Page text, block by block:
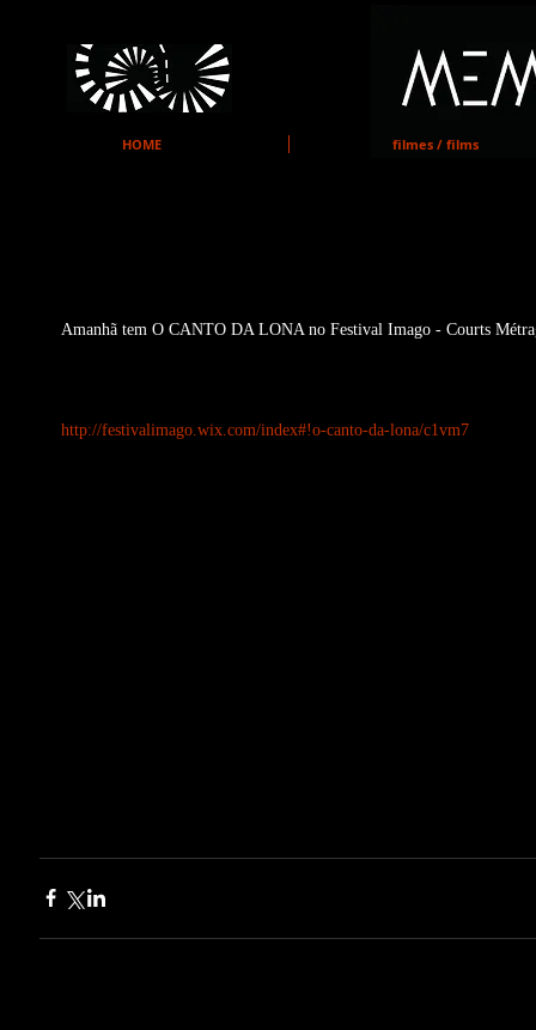
HOME filmes / films
Amanhã tem O CANTO DA LONA no Festival Imago - Courts
http://festivalimago.wix.com/index#!o-canto-da-lona/c1vm7